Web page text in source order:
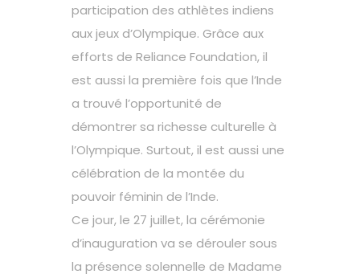
participation des athlètes indiens
aux jeux d’Olympique. Grâce aux
efforts de Reliance Foundation, il
est aussi la première fois que l’Inde
a trouvé l’opportunité de
démontrer sa richesse culturelle à
l’Olympique. Surtout, il est aussi une
célébration de la montée du
pouvoir féminin de l’Inde.
Ce jour, le 27 juillet, la cérémonie
d’inauguration va se dérouler sous
la présence solennelle de Madame